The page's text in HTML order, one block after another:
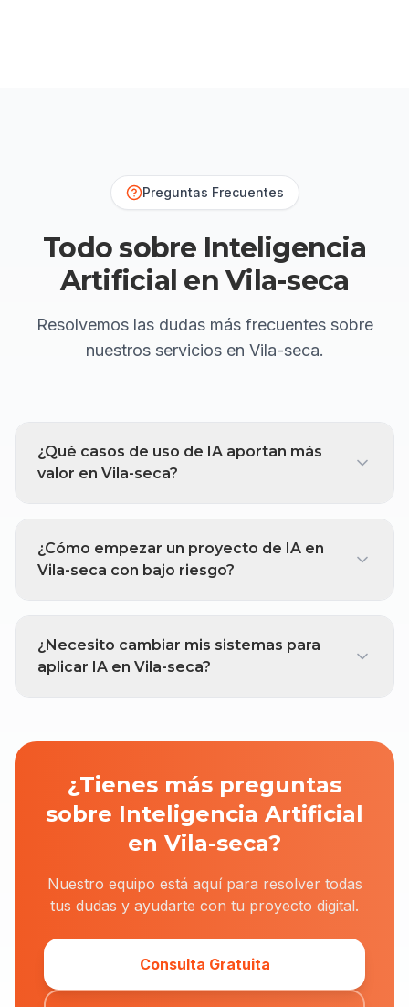
Preguntas Frecuentes
Todo sobre Inteligencia
Artificial en Vila-seca
Resolvemos las dudas más frecuentes sobre
nuestros serviciosen Vila-seca.
¿Qué casos de uso de IA aportan más
valor en Vila-seca?
¿Cómo empezar un proyecto de IA en
Vila-seca con bajo riesgo?
¿Necesito cambiar mis sistemas para
aplicar IA en Vila-seca?
¿Tienes más preguntas
sobre Inteligencia Artificial
en Vila-seca?
Nuestro equipo está aquí para resolver todas
tus dudas y ayudarte con tu proyecto digital.
Consulta Gratuita